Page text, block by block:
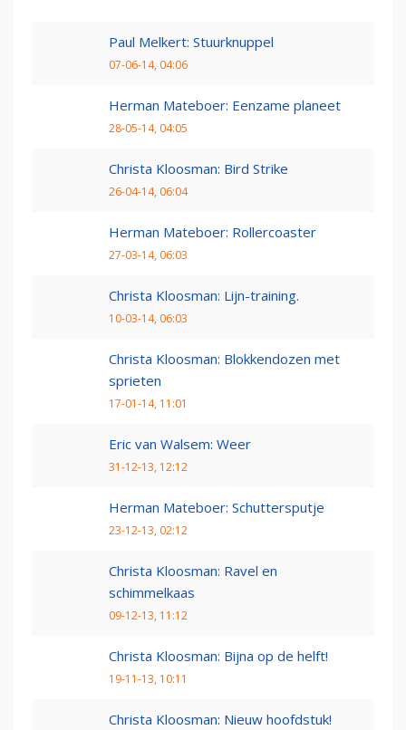
Paul Melkert: Stuurknuppel
07-06-14, 04:06
Herman Mateboer: Eenzame planeet
28-05-14, 04:05
Christa Kloosman: Bird Strike
26-04-14, 06:04
Herman Mateboer: Rollercoaster
27-03-14, 06:03
Christa Kloosman: Lijn-training.
10-03-14, 06:03
Christa Kloosman: Blokkendozen met
sprieten
17-01-14, 11:01
Eric van Walsem: Weer
31-12-13, 12:12
Herman Mateboer: Schuttersputje
23-12-13, 02:12
Christa Kloosman: Ravel en
schimmelkaas
09-12-13, 11:12
Christa Kloosman: Bijna op de helft!
19-11-13, 10:11
Christa Kloosman: Nieuw hoofdstuk!